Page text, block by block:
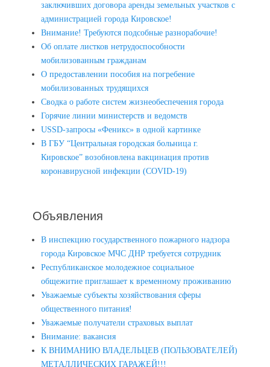
заключивших договора аренды земельных участков с
администрацией города Кировское!
Внимание! Требуются подсобные разнорабочие!
Об оплате листков нетрудоспособности
мобилизованным гражданам
О предоставлении пособия на погребение
мобилизованных трудящихся
Сводка о работе систем жизнеобеспечения города
Горячие линии министерств и ведомств
USSD-запросы «Феникс» в одной картинке
В ГБУ “Центральная городская больница г.
Кировское” возобновлена вакцинация против
коронавирусной инфекции (COVID-19)
Объявления
В инспекцию государственного пожарного надзора
города Кировское МЧС ДНР требуется сотрудник
Республиканское молодежное социальное
общежитие приглашает к временному проживанию
Уважаемые субъекты хозяйствования сферы
общественного питания!
Уважаемые получатели страховых выплат
Внимание: вакансия
К ВНИМАНИЮ ВЛАДЕЛЬЦЕВ (ПОЛЬЗОВАТЕЛЕЙ)
МЕТАЛЛИЧЕСКИХ ГАРАЖЕЙ!!!